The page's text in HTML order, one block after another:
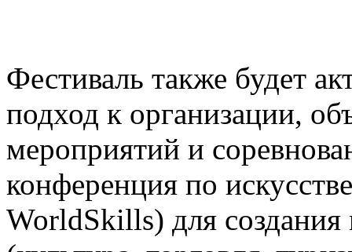
Фестиваль также будет
подход к организации,
мероприятий и
конференция по
WorldSkills) для